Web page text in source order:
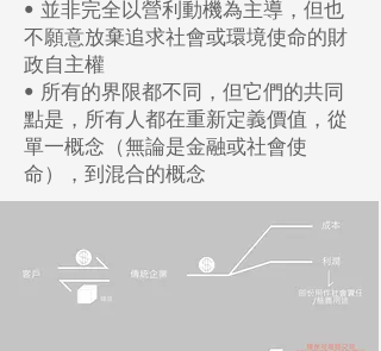
• 並非完全以營利動機為主導，但也
不願意放棄追求社會或環境使命的財
政自主權
• 所有的界限都不同，但它們的共同
點是，所有人都在重新定義價值，從
單一概念（無論是金融或社會使
命），到混合的概念